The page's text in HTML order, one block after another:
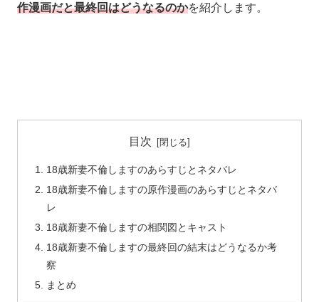
作漫画だと最終回はどうなるのかを紹介します。
目次
18歳新妻不倫しますのあらすじとネタバレ
18歳新妻不倫しますの原作漫画のあらすじとネタバ
レ
18歳新妻不倫しますの相関図とキャスト
18歳新妻不倫しますの最終回の結末はどうなるか考
察
まとめ